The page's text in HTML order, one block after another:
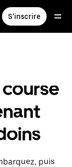
S'inscrire
puis